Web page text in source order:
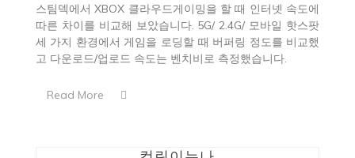
스팀덱에서 XBOX 클라우드게이밍을 할 때 인터넷 속도에
따른 차이를 비교해 보았습니다. 5G/ 2.4G/ 모바일 핫스팟
세 가지 환경에서 게임을 로딩할 때 버퍼링 정도를 비교했
고 다운로드/업로드 속도는 벤치비로 측정했습니다.
Read More